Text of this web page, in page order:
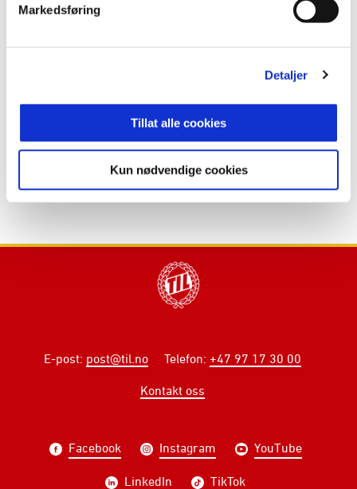
Markedsføring
Detaljer
Tillat alle cookies
Kun nødvendige cookies
E-post: post@til.no Telefon: +47 97 17 30 00
Kontakt oss
Facebook Instagram YouTube
LinkedIn TikTok